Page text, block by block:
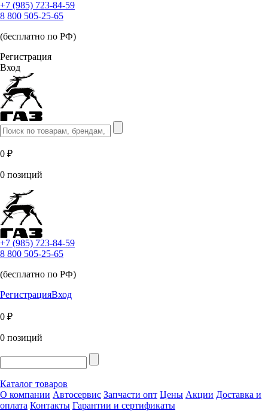
+7 (985) 723-84-59
8 800 505-25-65
(бесплатно по РФ)
Регистрация
Вход
0 ₽
0 позиций
+7 (985) 723-84-59
8 800 505-25-65
(бесплатно по РФ)
РегистрацияВход
0 ₽
0 позиций
Каталог товаров
О компании Автосервис Запчасти опт Цены Акции Доставка и
оплата Контакты Гарантии и сертификаты